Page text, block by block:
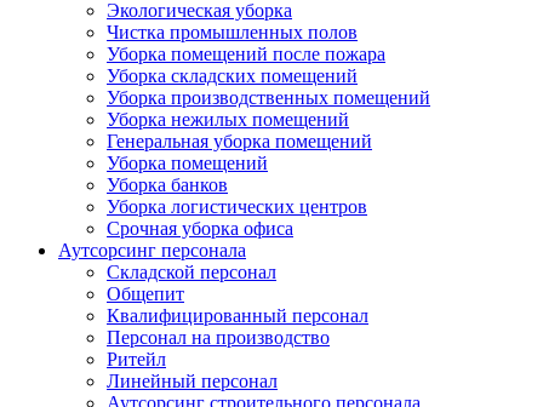
Экологическая уборка
Чистка промышленных полов
Уборка помещений после пожара
Уборка складских помещений
Уборка производственных помещений
Уборка нежилых помещений
Генеральная уборка помещений
Уборка помещений
Уборка банков
Уборка логистических центров
Срочная уборка офиса
Аутсорсинг персонала
Складской персонал
Общепит
Квалифицированный персонал
Персонал на производство
Ритейл
Линейный персонал
Аутсорсинг строительного персонала